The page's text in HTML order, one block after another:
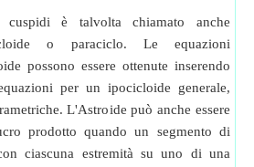
è talvolta chiamato anche
o paraciclo. Le equazioni
possono essere ottenute inserendo
per un ipocicloide generale,
L'Astroide può anche essere
prodotto quando un segmento di
ciascuna estremità su uno di una